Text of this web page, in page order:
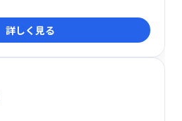
詳しく見る